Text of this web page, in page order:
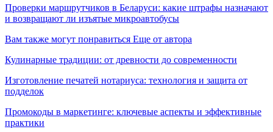
Проверки маршрутчиков в Беларуси: какие штрафы назначают
и возвращают ли изъятые микроавтобусы
Вам также могут понравиться Еще от автора
Кулинарные традиции: от древности до современности
Изготовление печатей нотариуса: технология и защита от
подделок
Промокоды в маркетинге: ключевые аспекты и эффективные
практики